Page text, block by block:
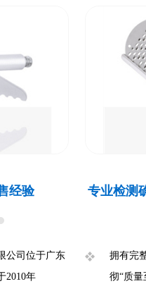
经验
公司位于广东
2010年
专业检测
拥有完
彻“质